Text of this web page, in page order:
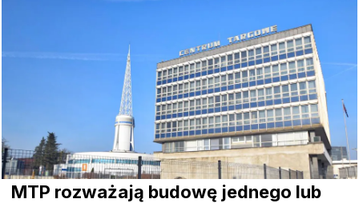
MTP rozważają budowę jednego lub